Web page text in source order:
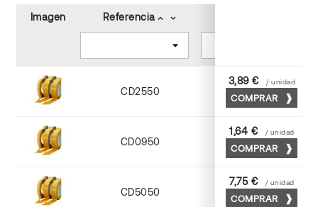
Imagen Referencia keyboard_arrow_up keyboard_arrow_down
CD2550 Transparente
3,89 € / unidad
COMPRAR
CD0950 Transparente
1,64 € / unidad
COMPRAR
CD5050 Transparente
7,75 € / unidad
COMPRAR